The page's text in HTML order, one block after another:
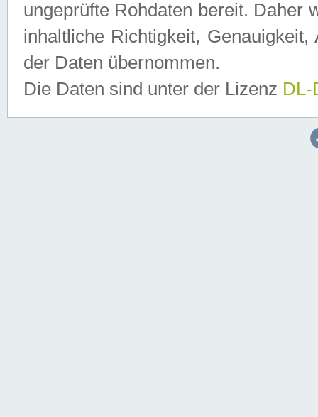
ungeprüfte Rohdaten bereit. Daher
inhaltliche Richtigkeit,
der Daten übernommen.
Die Daten sind unter der Lizenz